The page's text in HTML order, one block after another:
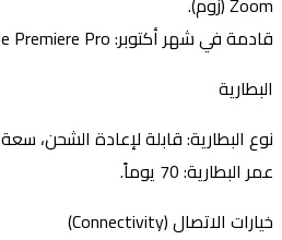
قادمة في شهر أكتوبر: Adobe Premiere Pro (أدوبي بريمير برو).
البطارية
نوع البطارية: قابلة لإعادة الشحن، سعة 650 مللي أمبير في الساعة.
عمر البطارية: 70 يوماً.
خيارات الاتصال (Connectivity)